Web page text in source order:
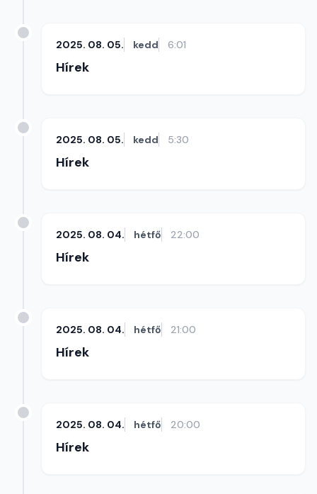
2025. 08. 05. kedd 6:01
Hírek
2025. 08. 05. kedd 5:30
Hírek
2025. 08. 04. hétfő 22:00
Hírek
2025. 08. 04. hétfő 21:00
Hírek
2025. 08. 04. hétfő 20:00
Hírek